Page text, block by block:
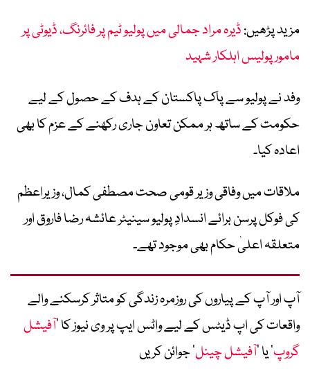
مزید پڑھیں:ڈیرہ مراد جمالی میں پولیو ٹیم پر فائرنگ، ڈیوٹی پر
مامور پولیس اہلکار شہید
وفد نے پولیو سے پاک پاکستان کے ہدف کے حصول کے لیے
حکومت کے ساتھ ہر ممکن تعاون جاری رکھنے کے عزم کا بھی
اعادہ کیا۔
ملاقات میں وفاقی وزیر قومی صحت مصطفی کمال، وزیراعظم
کی فوکل پرسن برائے انسدادِ پولیو سینیٹر عائشہ رضا فاروق اور
متعلقہ اعلیٰ حکام بھی موجود تھے۔
آپ اور آپ کے پیاروں کی روزمرہ زندگی کو متاثر کرسکنے والے
واقعات کی اپ ڈیٹس کے لیے واٹس ایپ پر وی نیوز کا ’آفیشل
گروپ‘ یا ’آفیشل چینل‘ جوائن کریں